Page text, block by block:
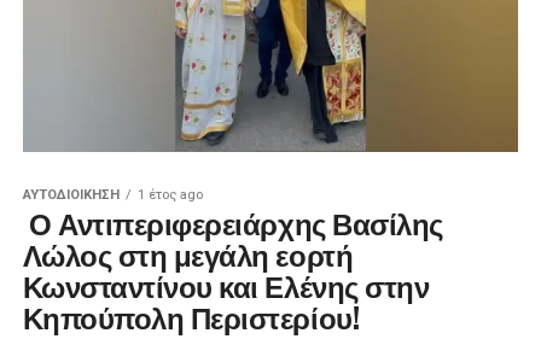
ΑΥΤΟΔΙΟΊΚΗΣΗ 1 έτος ago
Ο Αντιπεριφερειάρχης Βασίλης
Λώλος στη μεγάλη εορτή
Κωνσταντίνου και Ελένης στην
Κηπούπολη Περιστερίου!